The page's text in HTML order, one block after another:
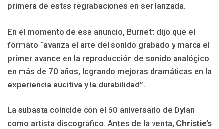
primera de estas regrabaciones en ser lanzada.
En el momento de ese anuncio, Burnett dijo que el
formato “avanza el arte del sonido grabado y marca el
primer avance en la reproducción de sonido analógico
en más de 70 años, logrando mejoras dramáticas en la
experiencia auditiva y la durabilidad”.
La subasta coincide con el 60 aniversario de Dylan
como artista discográfico. Antes de la venta, Christie’s